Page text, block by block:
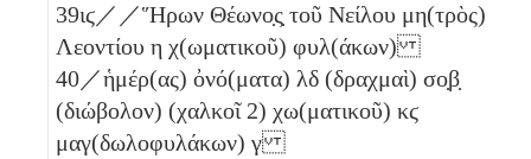
39ιϛ／／Ἥρων Θέωνο̣ς̣ τοῦ Νείλου μη(τρὸς)
Λεοντίου η χ(ωματικοῦ) φυλ(άκων)
40／ἡμέρ(ας) ὀνό(ματα) λδ (δραχμαὶ) σο̣β̣
(διώβολον) (χαλκοῖ 2) χω(ματικοῦ) κϛ
μαγ(δωλοφυλάκων) γ